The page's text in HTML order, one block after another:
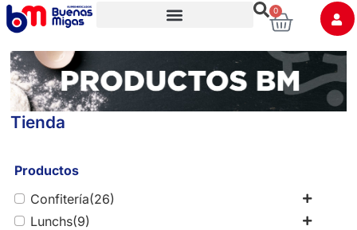
0
Tienda
Productos
Confitería(26)
Lunchs(9)